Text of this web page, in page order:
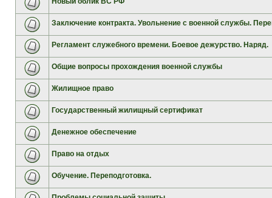
Заключение контракта. Увольнение с военной службы.
Регламент служебного времени. Боевое дежурство. Наряд.
Общие вопросы прохождения военной службы
Жилищное право
Государственный жилищный сертификат
Денежное обеспечение
Право на отдых
Обучение. Переподготовка.